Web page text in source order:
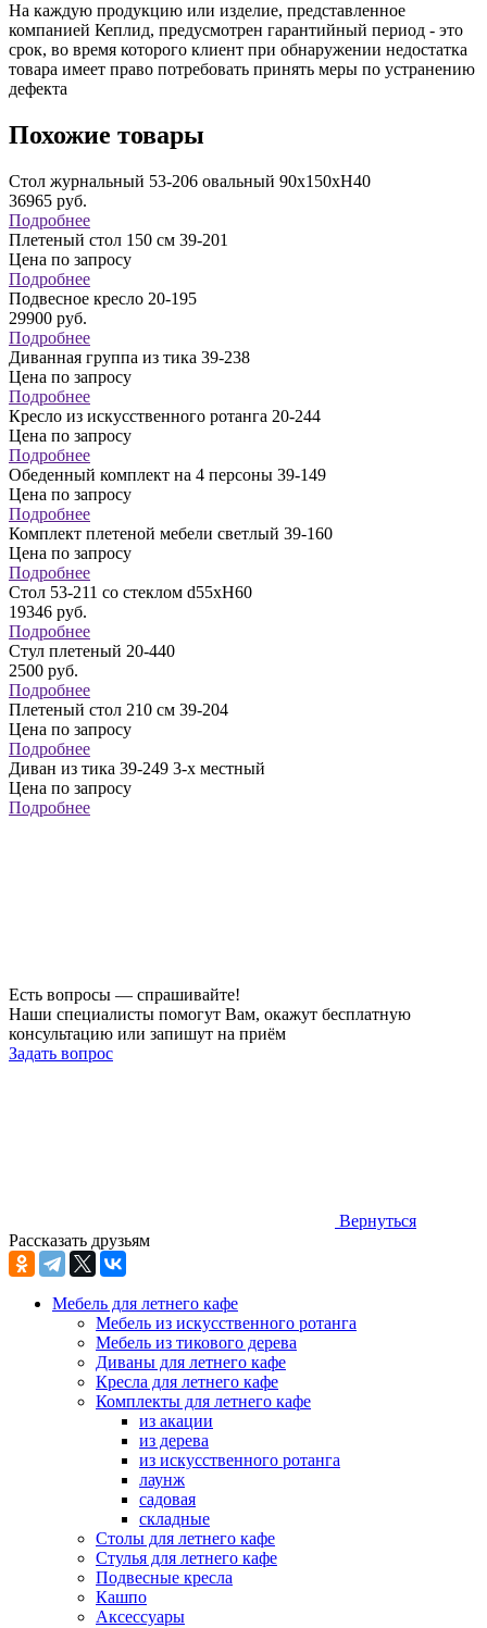
На каждую продукцию или изделие, представленное
компанией Кеплид, предусмотрен гарантийный период - это
срок, во время которого клиент при обнаружении недостатка
товара имеет право потребовать принять меры по устранению
дефекта
Похожие товары
Стол журнальный 53-206 овальный 90х150хН40
36965 руб.
Подробнее
Плетеный стол 150 см 39-201
Цена по запросу
Подробнее
Подвесное кресло 20-195
29900 руб.
Подробнее
Диванная группа из тика 39-238
Цена по запросу
Подробнее
Кресло из искусственного ротанга 20-244
Цена по запросу
Подробнее
Обеденный комплект на 4 персоны 39-149
Цена по запросу
Подробнее
Комплект плетеной мебели светлый 39-160
Цена по запросу
Подробнее
Стол 53-211 со стеклом d55хН60
19346 руб.
Подробнее
Стул плетеный 20-440
2500 руб.
Подробнее
Плетеный стол 210 см 39-204
Цена по запросу
Подробнее
Диван из тика 39-249 3-х местный
Цена по запросу
Подробнее
Есть вопросы — спрашивайте!
Наши специалисты помогут Вам, окажут бесплатную
консультацию или запишут на приём
Задать вопрос
Вернуться
Рассказать друзьям
Мебель для летнего кафе
Мебель из искусственного ротанга
Мебель из тикового дерева
Диваны для летнего кафе
Кресла для летнего кафе
Комплекты для летнего кафе
из акации
из дерева
из искусственного ротанга
лаунж
садовая
складные
Столы для летнего кафе
Стулья для летнего кафе
Подвесные кресла
Кашпо
Аксессуары